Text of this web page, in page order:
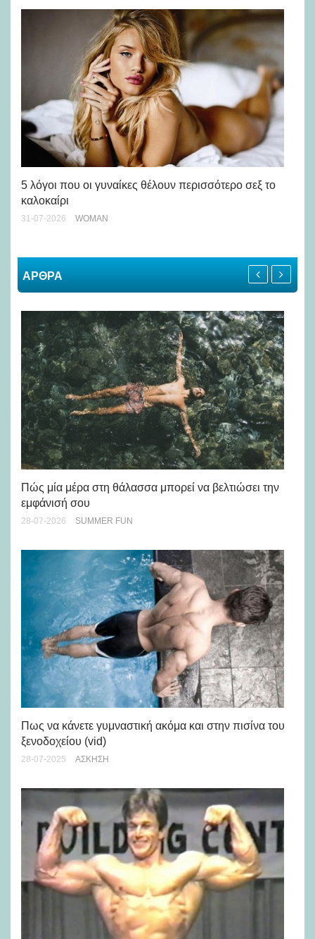
5 λόγοι που οι γυναίκες θέλουν περισσότερο σεξ το
καλοκαίρι
31-07-2026 WOMAN
ΑΡΘΡΑ
Πώς μία μέρα στη θάλασσα μπορεί να βελτιώσει την
εμφάνισή σου
28-07-2026 SUMMER FUN
Πως να κάνετε γυμναστική ακόμα και στην πισίνα του
ξενοδοχείου (vid)
28-07-2025 ΆΣΚΗΣΗ